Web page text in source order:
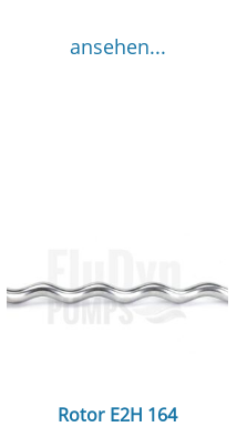
ansehen...
Rotor E2H 164